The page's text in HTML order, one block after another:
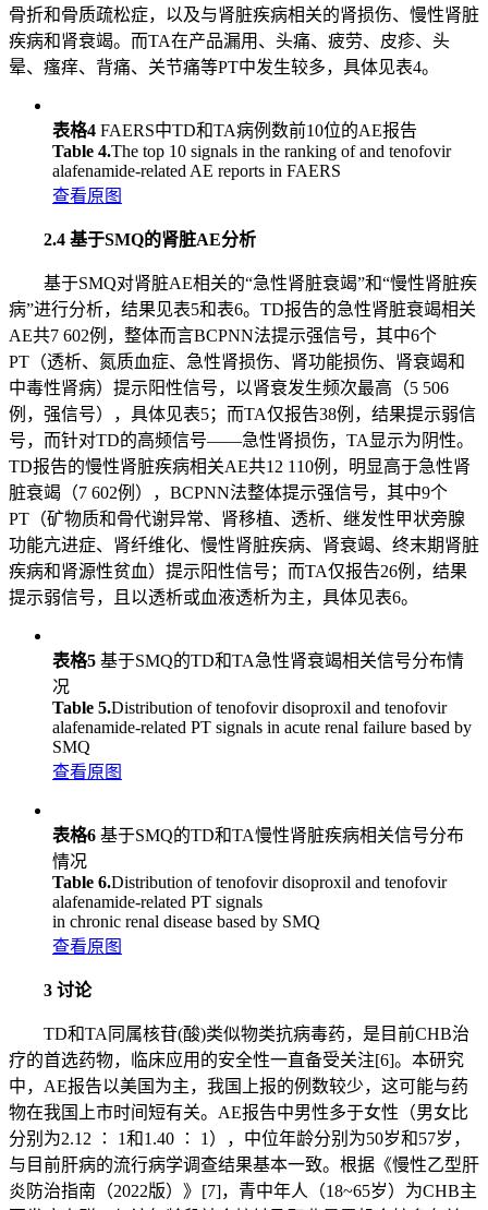
骨折和骨质疏松症，以及与肾脏疾病相关的肾损伤、慢性肾脏
疾病和肾衰竭。而TA在产品漏用、头痛、疲劳、皮疹、头
晕、瘙痒、背痛、关节痛等PT中发生较多，具体见表4。
表格4 FAERS中TD和TA病例数前10位的AE报告
Table 4.The top 10 signals in the ranking of and tenofovir
alafenamide-related AE reports in FAERS
查看原图
2.4 基于SMQ的肾脏AE分析
基于SMQ对肾脏AE相关的“急性肾脏衰竭”和“慢性肾脏疾
病”进行分析，结果见表5和表6。TD报告的急性肾脏衰竭相关
AE共7 602例，整体而言BCPNN法提示强信号，其中6个
PT（透析、氮质血症、急性肾损伤、肾功能损伤、肾衰竭和
中毒性肾病）提示阳性信号，以肾衰发生频次最高（5 506
例，强信号），具体见表5；而TA仅报告38例，结果提示弱信
号，而针对TD的高频信号——急性肾损伤，TA显示为阴性。
TD报告的慢性肾脏疾病相关AE共12 110例，明显高于急性肾
脏衰竭（7 602例），BCPNN法整体提示强信号，其中9个
PT（矿物质和骨代谢异常、肾移植、透析、继发性甲状旁腺
功能亢进症、肾纤维化、慢性肾脏疾病、肾衰竭、终末期肾脏
疾病和肾源性贫血）提示阳性信号；而TA仅报告26例，结果
提示弱信号，且以透析或血液透析为主，具体见表6。
表格5 基于SMQ的TD和TA急性肾衰竭相关信号分布情
况
Table 5.Distribution of tenofovir disoproxil and tenofovir
alafenamide-related PT signals in acute renal failure based by
SMQ
查看原图
表格6 基于SMQ的TD和TA慢性肾脏疾病相关信号分布
情况
Table 6.Distribution of tenofovir disoproxil and tenofovir
alafenamide-related PT signals
in chronic renal disease based by SMQ
查看原图
3 讨论
TD和TA同属核苷(酸)类似物类抗病毒药，是目前CHB治
疗的首选药物，临床应用的安全性一直备受关注[6]。本研究
中，AE报告以美国为主，我国上报的例数较少，这可能与药
物在我国上市时间短有关。AE报告中男性多于女性（男女比
分别为2.12 ∶ 1和1.40 ∶ 1），中位年龄分别为50岁和57岁，
与目前肝病的流行病学调查结果基本一致。根据《慢性乙型肝
炎防治指南（2022版）》 [7]，青中年人（18~65岁）为CHB主